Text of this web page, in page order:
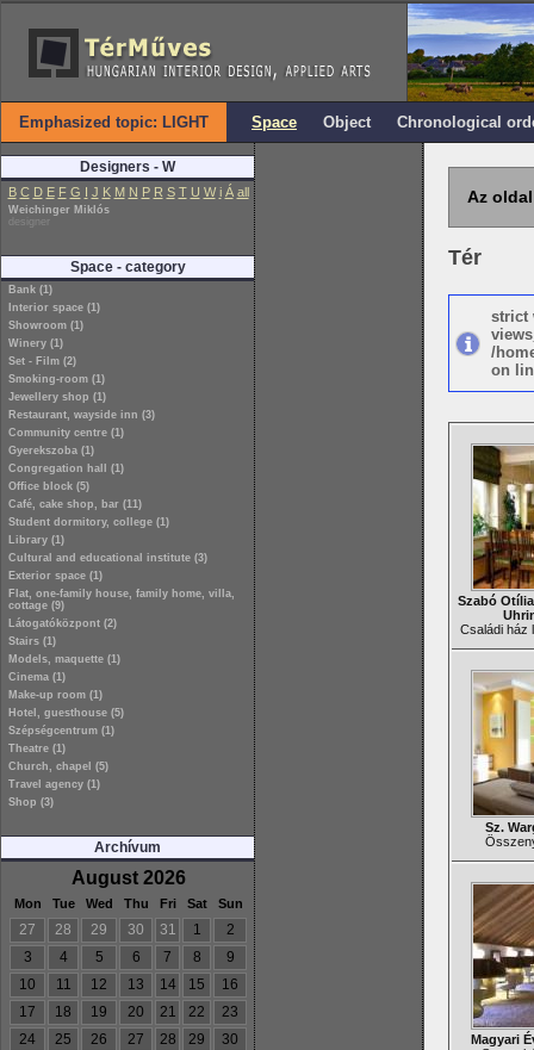
Emphasized topic: LIGHT Space Object Chronological
Designers - W
B C D E F G I J K M N P R S T U W i Á all
Weichinger Miklós
designer
Space - category
Bank (1)
Interior space (1)
Showroom (1)
Winery (1)
Set - Film (2)
Smoking-room (1)
Jewellery shop (1)
Restaurant, wayside inn (3)
Community centre (1)
Gyerekszoba (1)
Congregation hall (1)
Office block (5)
Café, cake shop, bar (11)
Student dormitory, college (1)
Library (1)
Cultural and educational institute (3)
Exterior space (1)
Flat, one-family house, family home, villa,
cottage (9)
Látogatóközpont (2)
Stairs (1)
Models, maquette (1)
Cinema (1)
Make-up room (1)
Hotel, guesthouse (5)
Szépségcentrum (1)
Theatre (1)
Church, chapel (5)
Travel agency (1)
Shop (3)
Archívum
August 2026
Mon Tue Wed Thu Fri Sat Sun
27 28 29 30 31 1
2
3
4 5 6 7 8
9
10
11 12 13 14 15
16
17
18 19 20 21 22
23
24
25 26 27 28 29
30
Az
Tér
strict
/
on
Szabó
Családi ház
Sz.
Magyari